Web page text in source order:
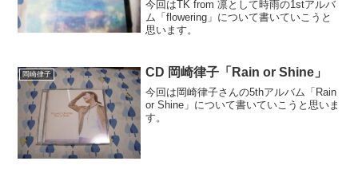
今回はTK from 凛として時雨の1stアルバ
ム「flowering」について書いていこうと
思います。
岡崎律子 CD 岡崎律子「Rain or Shine」
今回は岡崎律子さんの5thアルバム「Rain
or Shine」について書いていこうと思いま
す。